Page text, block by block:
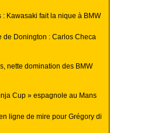
Kawasaki fait la nique à BMW
de Donington : Carlos Checa
nette domination des BMW
Cup » espagnole au Mans
ligne de mire pour Grégory di